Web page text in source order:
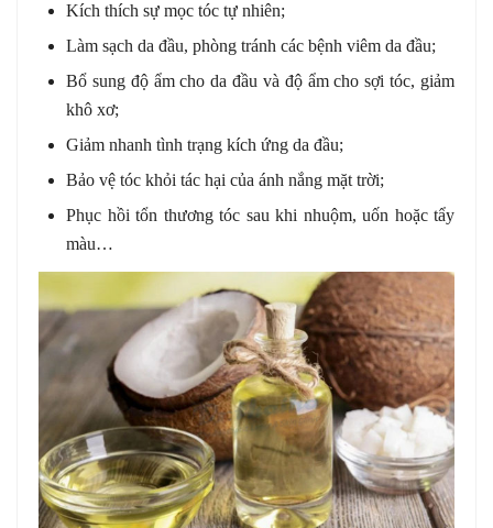
Kích thích sự mọc tóc tự nhiên;
Làm sạch da đầu, phòng tránh các bệnh viêm da đầu;
Bổ sung độ ẩm cho da đầu và độ ẩm cho sợi tóc, giảm
khô xơ;
Giảm nhanh tình trạng kích ứng da đầu;
Bảo vệ tóc khỏi tác hại của ánh nắng mặt trời;
Phục hồi tổn thương tóc sau khi nhuộm, uốn hoặc tẩy
màu…